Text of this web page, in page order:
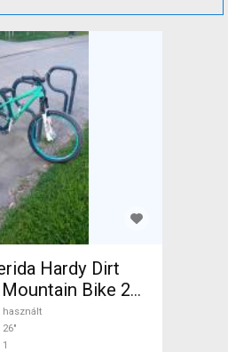
Hardy Dirt
Bike 26"
használt
használt
26"
1